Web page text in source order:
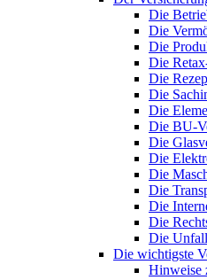
Die
Die
Die
Die
Die
Die
Die
Die BU-
Die
Die
Die
Die
Die
Die
Die
Die wichtigste
Hinweise